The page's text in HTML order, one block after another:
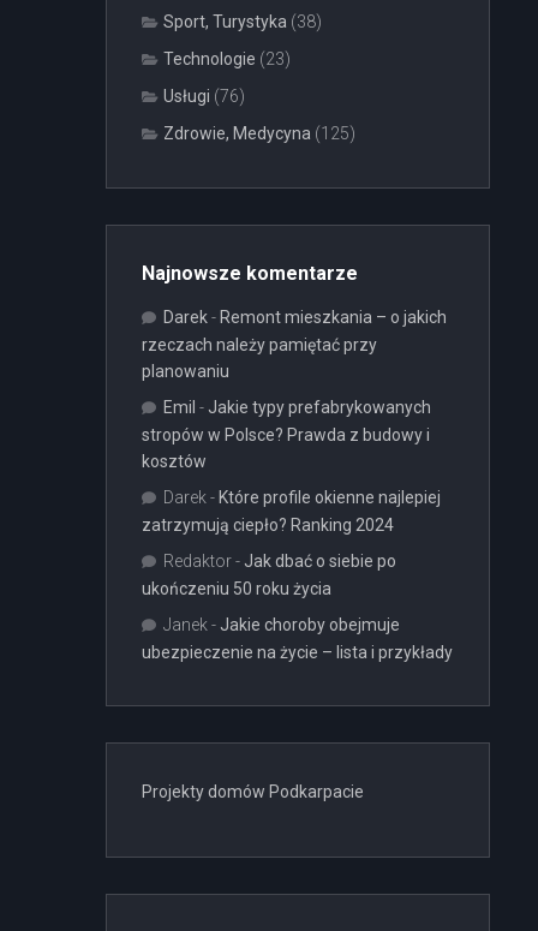
Sport, Turystyka (38)
Technologie (23)
Usługi (76)
Zdrowie, Medycyna (125)
Najnowsze komentarze
Darek- Remont mieszkania – o jakich
rzeczach należy pamiętać przy
planowaniu
Emil - Jakie typy prefabrykowanych
stropów w Polsce? Prawda z budowy i
kosztów
Darek - Które profile okienne najlepiej
zatrzymują ciepło? Ranking 2024
Redaktor- Jak dbać o siebie po
ukończeniu 50 roku życia
Janek - Jakie choroby obejmuje
ubezpieczenie na życie – lista i przykłady
Projekty domów Podkarpacie